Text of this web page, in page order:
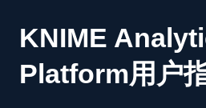
KNIME
Platform用户